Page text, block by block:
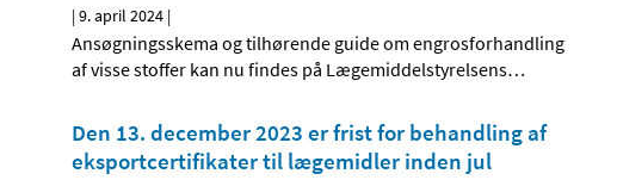
|9. april 2024 |
Ansøgningsskema og tilhørende guide om engrosforhandling
af visse stoffer kan nu findes på Lægemiddelstyrelsens…
Den 13. december 2023 er frist for behandling af
eksportcertifikater til lægemidler inden jul